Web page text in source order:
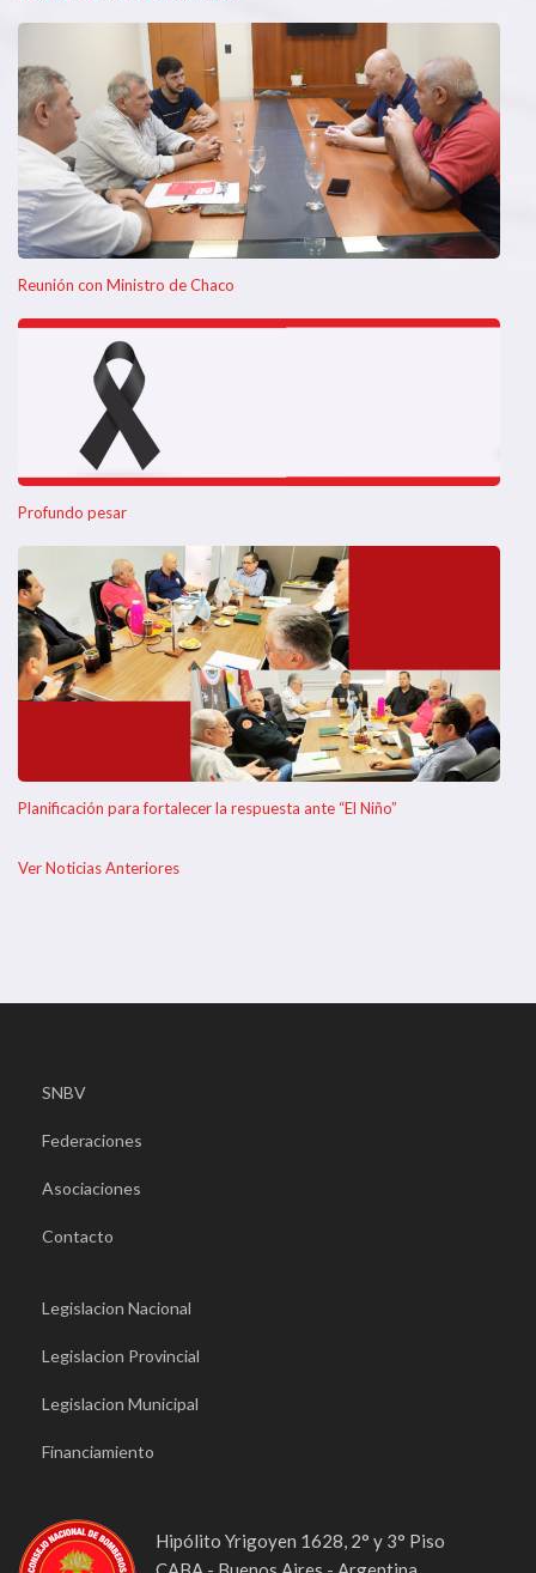
Reunión con Ministro de Chaco
Profundo pesar
Planificación para fortalecer la respuesta ante “El Niño”
Ver Noticias Anteriores
SNBV
Federaciones
Asociaciones
Contacto
Legislacion Nacional
Legislacion Provincial
Legislacion Municipal
Financiamiento
Hipólito Yrigoyen 1628, 2° y 3° Piso